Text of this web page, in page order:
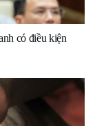
có điều kiện